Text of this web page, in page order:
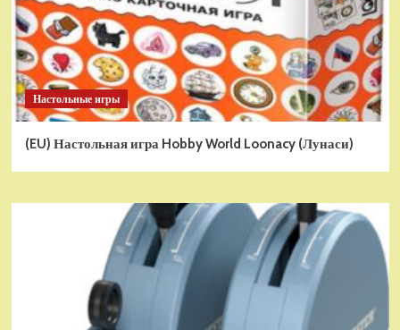
Настольные игры
(EU) Настольная игра Hobby World Loonacy (Лунаси)